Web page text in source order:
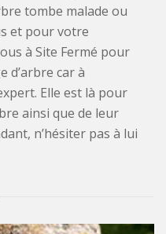
tombe malade ou
et pour votre
à Site Fermé pour
d’arbre car à
Elle est là pour
ainsi que de leur
n’hésiter pas à lui